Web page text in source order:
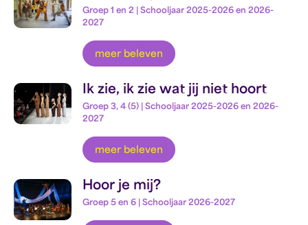
Groep 1 en 2 | Schooljaar 2025-2026 en 2026-
2027
meer beleven
Ik zie, ik zie wat jij niet hoort
Groep 3, 4 (5) | Schooljaar 2025-2026 en 2026-
2027
meer beleven
Hoor je mij?
Groep 5 en 6 | Schooljaar 2026-2027